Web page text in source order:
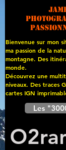
Bienvenue sur mon
ma passion de la
montagne. Des
monde.
Découvrez une
niveaux. Des traces
cartes IGN
Les
O2